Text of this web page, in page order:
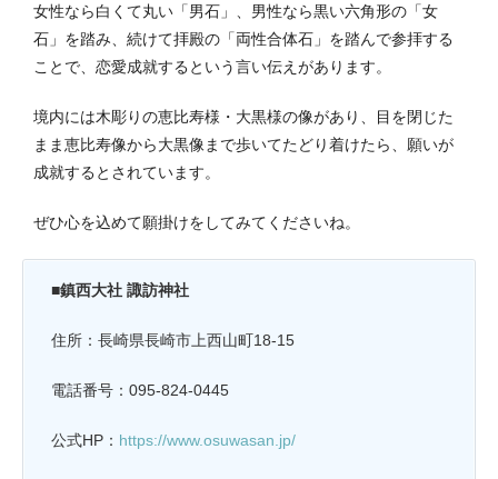
女性なら白くて丸い「男石」、男性なら黒い六角形の「女
石」を踏み、続けて拝殿の「両性合体石」を踏んで参拝する
ことで、恋愛成就するという言い伝えがあります。
境内には木彫りの恵比寿様・大黒様の像があり、目を閉じた
まま恵比寿像から大黒像まで歩いてたどり着けたら、願いが
成就するとされています。
ぜひ心を込めて願掛けをしてみてくださいね。
■鎮西大社 諏訪神社
住所：長崎県長崎市上西山町18-15
電話番号：095-824-0445
公式HP： https://www.osuwasan.jp/